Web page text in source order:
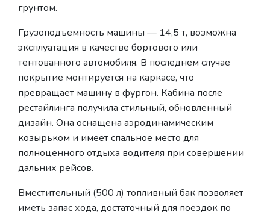
грунтом.
Грузоподъемность машины — 14,5 т, возможна
эксплуатация в качестве бортового или
тентованного автомобиля. В последнем случае
покрытие монтируется на каркасе, что
превращает машину в фургон. Кабина после
рестайлинга получила стильный, обновленный
дизайн. Она оснащена аэродинамическим
козырьком и имеет спальное место для
полноценного отдыха водителя при совершении
дальних рейсов.
Вместительный (500 л) топливный бак позволяет
иметь запас хода, достаточный для поездок по